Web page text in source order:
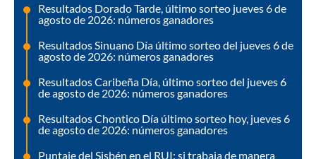
Resultados Dorado Tarde, último sorteo jueves 6 de
agosto de 2026: números ganadores
Resultados Sinuano Día último sorteo del jueves 6 de
agosto de 2026: números ganadores
Resultados Caribeña Día, último sorteo del jueves 6
de agosto de 2026: números ganadores
Resultados Chontico Día último sorteo hoy, jueves 6
de agosto de 2026: números ganadores
Puntaje del Sisbén en el RUI: si trabaja de manera